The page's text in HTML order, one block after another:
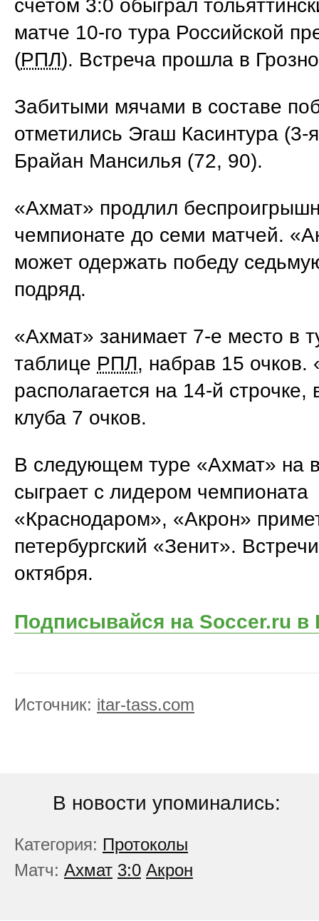
счетом 3:0 обыграл
матче 10-го тура Российской
(РПЛ). Встреча прошла в
Забитыми мячами в составе
отметились Эгаш Касинтура (3-
Брайан Мансилья (72, 90).
«Ахмат» продлил
чемпионате до семи матчей.
может одержать победу
подряд.
«Ахмат» занимает 7-е место в
таблице РПЛ, набрав 15 очков.
располагается на 14-й строчке,
клуба 7 очков.
В следующем туре «Ахмат» на
сыграет с лидером чемпионата
«Краснодаром», «Акрон»
петербургский «Зенит».
октября.
Подписывайся на Soccer.ru в
Источник: itar-tass.com
В новости упоминались:
Категория: Протоколы
Матч: Ахмат 3:0 Акрон